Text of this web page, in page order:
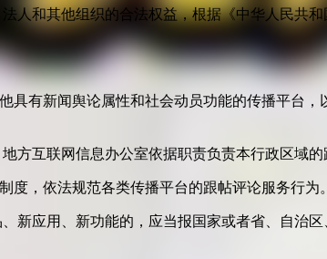
人和其他组织的合法权益，根据《中华人民共
有新闻舆论属性和社会动员功能的传播平台
方互联网信息办公室依据职责负责本行政区域
度，依法规范各类传播平台的跟帖评论服务行为
新应用、新功能的，应当报国家或者省、自治